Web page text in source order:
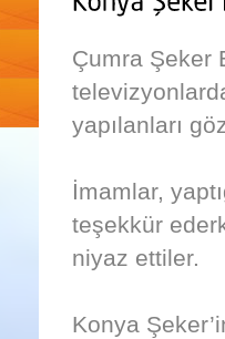
Çumra Şeker
yapılanları
İmamlar,
teşekkür
niyaz ettiler.
Konya